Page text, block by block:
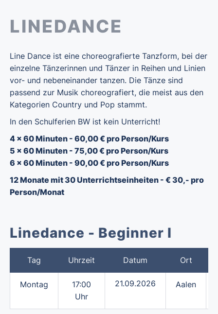
LINEDANCE
Line Dance ist eine choreografierte Tanzform, bei der
einzelne Tänzerinnen und Tänzer in Reihen und Linien
vor- und nebeneinander tanzen. Die Tänze sind
passend zur Musik choreografiert, die meist aus den
Kategorien Country und Pop stammt.
In den Schulferien BW ist kein Unterricht!
4 x 60 Minuten - 60,00 € pro Person/Kurs
5 x 60 Minuten - 75,00 € pro Person/Kurs
6 x 60 Minuten - 90,00 € pro Person/Kurs
12 Monate mit 30 Unterrichtseinheiten - € 30,- pro
Person/Monat
Linedance - Beginner I
Tag Uhrzeit Datum Ort
Montag
17:00
Uhr
21.09.2026
Aalen